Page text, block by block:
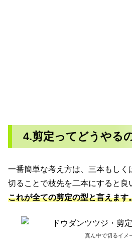
4.剪定ってどうやる
一番簡単な考え方は、三本もしく
切ることで枝先を二本にすると良
これが全ての剪定の型と言えます
真ん中で切るイメ